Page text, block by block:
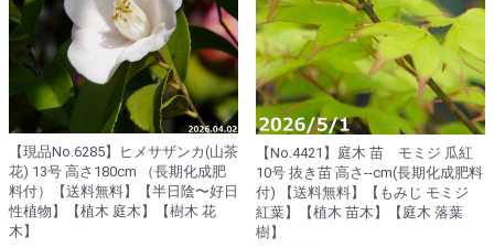
【現品No.6285】ヒメサザンカ(山茶
花) 13号 高さ180cm （長期化成肥
料付）【送料無料】【半日陰〜好日
性植物】【植木 庭木】【樹木 花
木】
【No.4421】庭木 苗 モミジ 瓜紅
10号 抜き苗 高さ--cm(長期化成肥料
付) 【送料無料】【もみじ モミジ
紅葉】【植木 苗木】【庭木 落葉
樹】